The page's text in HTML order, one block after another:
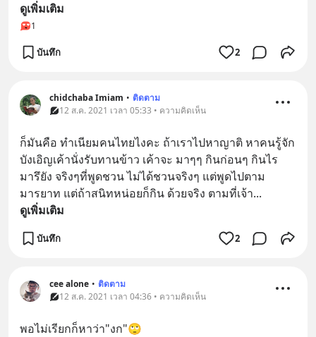
ดูเพิ่มเติม
1
บันทึก 2
chidchaba Imiam • ติดตาม
12 ส.ค. 2021 เวลา 05:33 • ความคิดเห็น
ก็มันคือ ทำเนียมคนไทยไงคะ ถ้าเราไปหาญาติ หาคนรู้จัก
บังเอิญเค้านั่งรับทานข้าว เค้าจะ มาๆๆ กินก่อนๆ กินไร
มารึยัง จริงๆที่พูดชวน ไม่ได้ชวนจริงๆ แต่พูดไปตาม
มารยาท แต่ถ้าสนิทหน่อยก็กิน ด้วยจริง ตามที่เจ้า...
ดูเพิ่มเติม
บันทึก 2
cee alone • ติดตาม
12 ส.ค. 2021 เวลา 04:36 • ความคิดเห็น
พอไม่เรียกก็หาว่า"งก"🙄